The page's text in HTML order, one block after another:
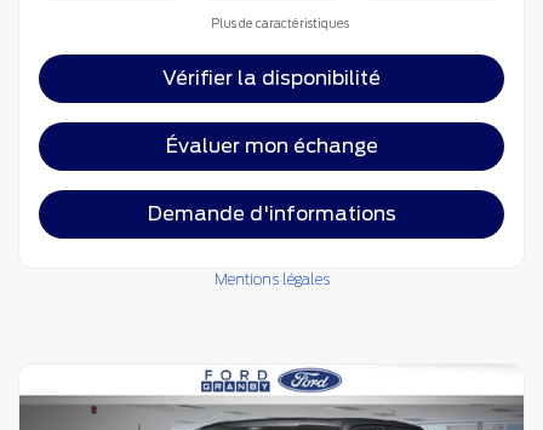
Plus de caractéristiques
Vérifier la disponibilité
Évaluer mon échange
Demande d'informations
Mentions légales